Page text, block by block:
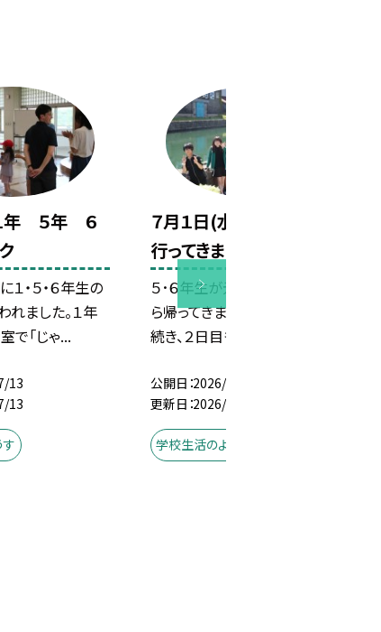
年 ５年 ６
・５・６年生の
れました。１年
で「じゃ...
13
13
７月１日(水) 修学旅行へ
行ってきました！
５･６年生が元気に修学旅行か
ら帰ってきました！１日目に引き
続き、２日目も汗ばむく...
公開日 2026/07/02
更新日 2026/07/02
学校生活のようす